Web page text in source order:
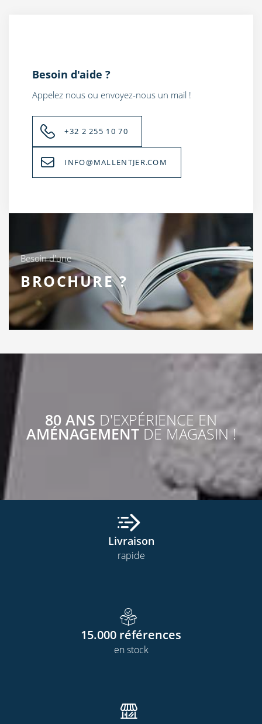
Besoin d'aide ?
Appelez nous ou envoyez-nous un mail !
+32 2 255 10 70
INFO@MALLENTJER.COM
Besoin d'une
BROCHURE ?
80 ANS D'EXPÉRIENCE EN
AMÉNAGEMENT DE MAGASIN !
Livraison
rapide
15.000 références
en stock